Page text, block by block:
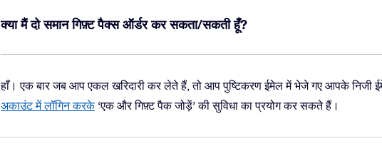
क्या मैं दो समान गिफ़्ट पैक्स ऑर्डर कर सकता/सकती हूँ?
हाँ। एक बार जब आप एकल खरिदारी कर लेते हैं, तो आप पुष्टिकरण ईमेल में भेजे गए आपके निजी
अकाउंट में लॉगिन करके‘एक और गिफ़्ट पैक जोड़ें’ की सुविधा का प्रयोग कर सकते हैं।